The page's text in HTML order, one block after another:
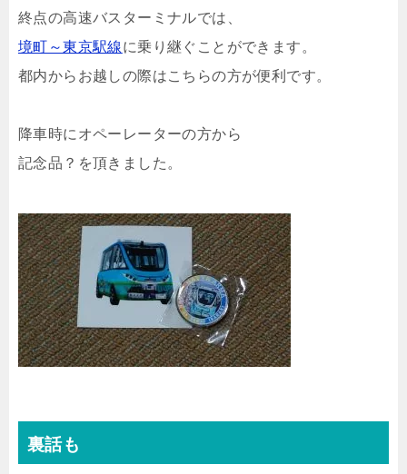
終点の高速バスターミナルでは、
境町～東京駅線に乗り継ぐことができます。
都内からお越しの際はこちらの方が便利です。
降車時にオペーレーターの方から
記念品？を頂きました。
裏話も